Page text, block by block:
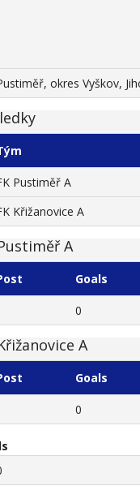
okres Vyškov,
Pustiměř A
Křižanovice A
A
Goals
0
A
Goals
0